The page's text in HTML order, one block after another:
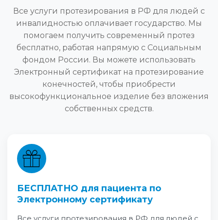
Все услуги протезирования в РФ для людей с
инвалидностью оплачивает государство. Мы
помогаем получить современный протез
бесплатно, работая напрямую с Социальным
фондом России. Вы можете использовать
Электронный сертификат на протезирование
конечностей, чтобы приобрести
высокофункциональное изделие без вложения
собственных средств.
БЕСПЛАТНО для пациента по
Электронному сертификату